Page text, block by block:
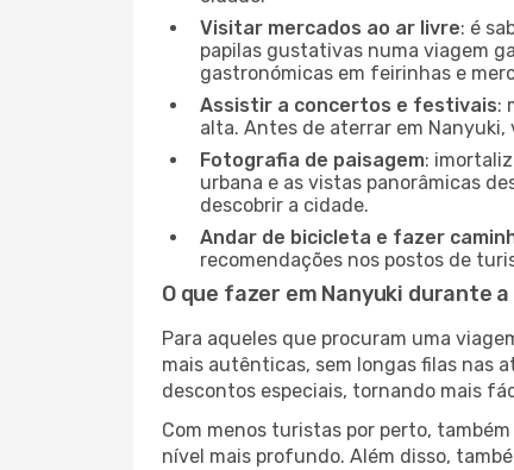
Visitar mercados ao ar livre: é
papilas gustativas numa viagem
gastronómicas em feirinhas e
Assistir a concertos e festivais:
alta. Antes de aterrar em
Fotografia de paisagem:
urbana e as vistas panorâmicas
descobrir a cidade.
Andar de bicicleta e fazer
recomendações nos postos de
O que fazer em Nanyuki durante
Para aqueles que procuram uma
mais autênticas, sem longas filas nas
descontos especiais, tornando mais
Com menos turistas por perto,
nível mais profundo. Além disso,